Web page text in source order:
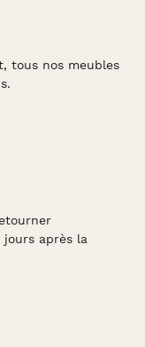
tous nos meubles
jours après la